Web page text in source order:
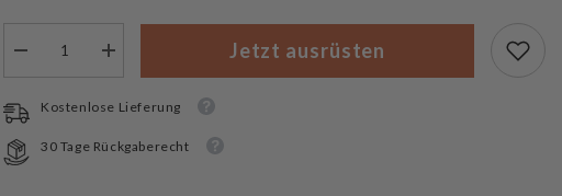
Mil-
Tec
Dreimannzelt
Iglu
Menge
Mil-
Dreimannzelt
Iglu
Jetzt ausrüsten
Kostenlose Lieferung
30 Tage Rückgaberecht